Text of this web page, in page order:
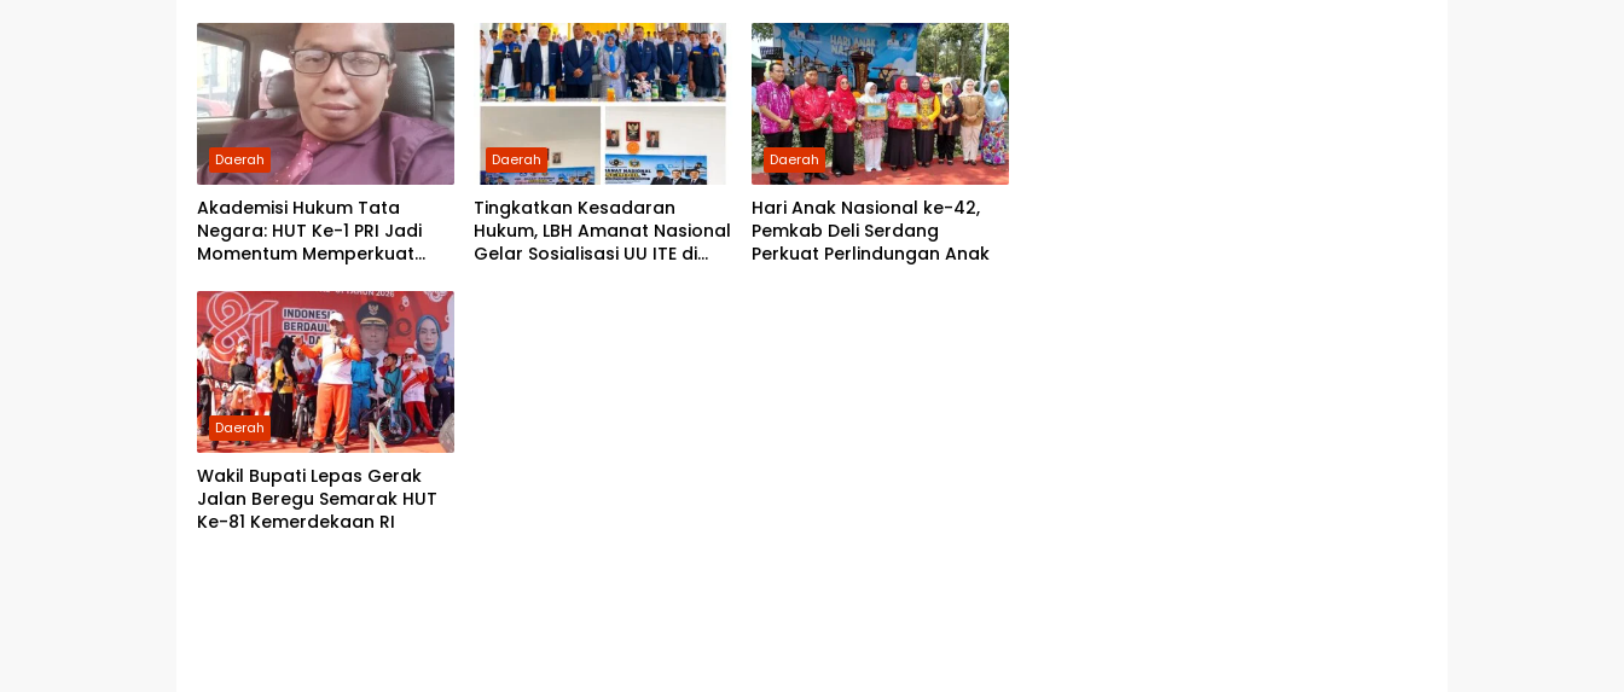
Partai Demokrat Sumut
Daerah
Akademisi Hukum Tata
Negara: HUT Ke-1 PRI Jadi
Momentum Memperkuat
kepada Rakyat
Daerah
Tingkatkan Kesadaran
Hukum, LBH Amanat Nasional
Gelar Sosialisasi UU ITE di
Daerah
Hari Anak Nasional ke-42,
Pemkab Deli Serdang
Perkuat Perlindungan Anak
Daerah
Wakil Bupati Lepas Gerak
Jalan Beregu Semarak HUT
Ke-81 Kemerdekaan RI